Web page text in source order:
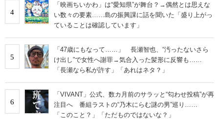
4
「映画ちいかわ」は“愛知県”が舞台？→偶然とは思えな
い数々の要素……島の振興課に話を聞いた「盛り上がっ
ていることは確認しています」
5
「47歳にもなって……」 長瀬智也、“汚ったないさら
け出し”で女性へ謝罪→気合入った髪形に反響も……
「長瀬なら私が許す」「あれはネタ？」
6
「VIVANT」公式、数カ月前のサラッと“匂わせ投稿”が再
注目へ 番組ラストの“乃木にらむ謎の男”巡り……
「このこと？」「ただものではないな？」